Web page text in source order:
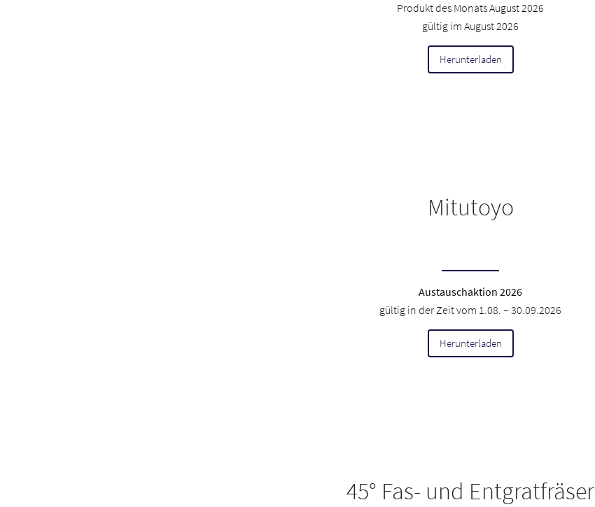
Produkt des Monats August 2026
gültig im August 2026
Herunterladen
Mitutoyo
Austauschaktion 2026
gültig in der Zeit vom 1.08. – 30.09.2026
Herunterladen
45° Fas- und Entgratfräser